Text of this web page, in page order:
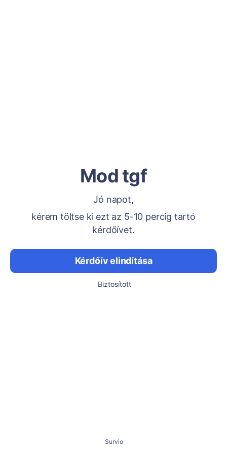
Mod tgf
Jó napot,
kérem töltse ki ezt az 5-10 percig tartó
kérdőívet.
Kérdőív elindítása
Biztosított
Survio